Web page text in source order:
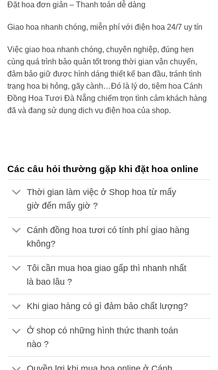
Đặt hoa đơn giản – Thanh toán dễ dàng
Giao hoa nhanh chóng, miễn phí với điện hoa 24/7 uy tín
Việc giao hoa nhanh chóng, chuyên nghiệp, đúng hẹn
cùng quá trình bảo quản tốt trong thời gian vận chuyển,
đảm bảo giữ được hình dáng thiết kế ban đầu, tránh tình
trạng hoa bị hỏng, gãy cành…Đó là lý do, tiệm hoa Cánh
Đồng Hoa Tươi Đà Nẵng chiếm trọn tình cảm khách hàng
đã và đang sử dụng dịch vụ điện hoa của shop.
Các câu hỏi thường gặp khi đặt hoa online
Thời gian làm việc ở Shop hoa từ mấy
giờ đến mấy giờ ?
Cánh đồng hoa tươi có tính phí giao hàng
không?
Tôi cần mua hoa giao gấp thì nhanh nhất
là bao lâu ?
Khi giao hàng có gì đảm bảo chất lượng?
Ở shop có những hình thức thanh toán
nào ?